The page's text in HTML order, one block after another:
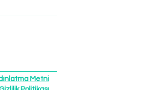
Metni